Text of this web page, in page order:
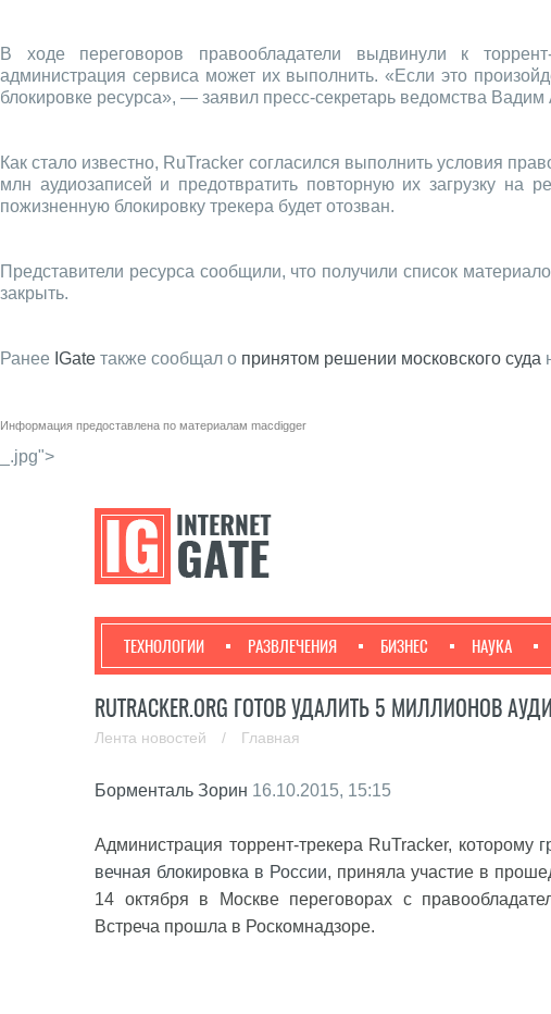
В ходе переговоров правообладатели выдвинули к
администрация сервиса может их выполнить. «Если это
блокировке ресурса», — заявил пресс-секретарь ведомства Вадим
Как стало известно, RuTracker согласился выполнить условия
млн аудиозаписей и предотвратить повторную их загрузку на
пожизненную блокировку трекера будет отозван.
Представители ресурса сообщили, что получили список
закрыть.
Ранее IGate также сообщал о принятом решении московского суда
Информация предоставлена по материалам macdigger
_.jpg">
ТЕХНОЛОГИИ РАЗВЛЕЧЕНИЯ БИЗНЕС НАУКА
RUTRACKER.ORG ГОТОВ УДАЛИТЬ 5 МИЛЛИОНОВ
Лента новостей
/ Главная
Борменталь Зорин 16.10.2015, 15:15
Администрация торрент-трекера RuTracker, которому
вечная блокировка в России, приняла участие в
14 октября в Москве переговорах с
Встреча прошла в Роскомнадзоре.